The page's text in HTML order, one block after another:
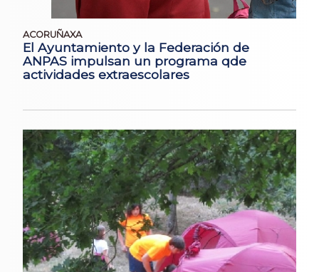
ACORUÑAXA
El Ayuntamiento y la Federación de
ANPAS impulsan un programa qde
actividades extraescolares